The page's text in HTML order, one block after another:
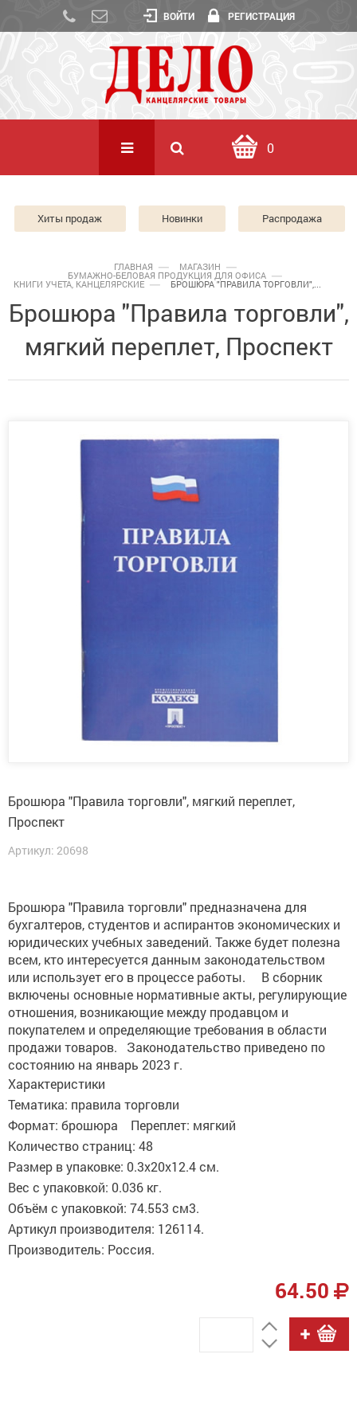
ВОЙТИ РЕГИСТРАЦИЯ
0
Хиты продаж Новинки Распродажа
ГЛАВНАЯ МАГАЗИН
БУМАЖНО-БЕЛОВАЯ ПРОДУКЦИЯ ДЛЯ ОФИСА
КНИГИ УЧЕТА, КАНЦЕЛЯРСКИЕ БРОШЮРА "ПРАВИЛА ТОРГОВЛИ",...
Брошюра "Правила торговли",
мягкий переплет, Проспект
Брошюра "Правила торговли", мягкий переплет,
Проспект
Артикул: 20698
Брошюра "Правила торговли" предназначена для
бухгалтеров, студентов и аспирантов экономических и
юридических учебных заведений. Также будет полезна
всем, кто интересуется данным законодательством
или использует его в процессе работы. В сборник
включены основные нормативные акты, регулирующие
отношения, возникающие между продавцом и
покупателем и определяющие требования в области
продажи товаров. Законодательство приведено по
состоянию на январь 2023 г.
Характеристики
Тематика: правила торговли
Формат: брошюра Переплет: мягкий
Количество страниц: 48
Размер в упаковке: 0.3x20x12.4 см.
Вес с упаковкой: 0.036 кг.
Объём с упаковкой: 74.553 см3.
Артикул производителя: 126114.
Производитель: Россия.
64.50